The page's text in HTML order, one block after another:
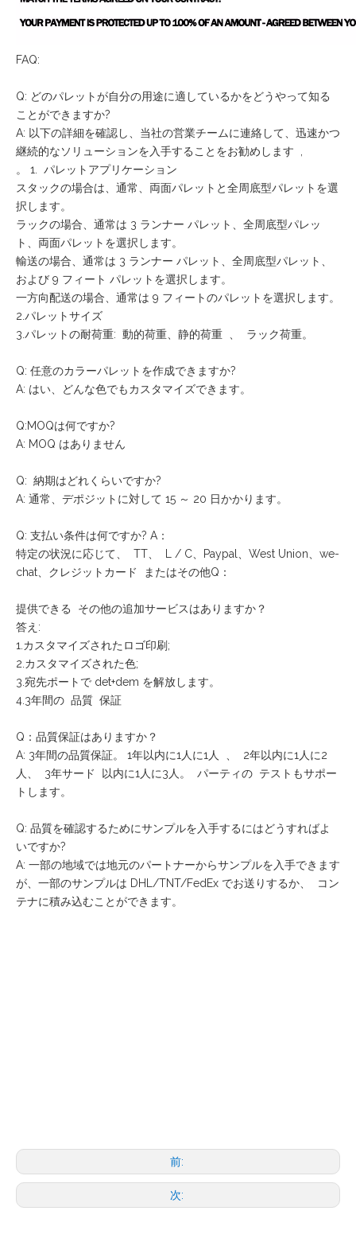
FAQ:
Q: どのパレットが自分の用途に適しているかをどうやって知る
ことができますか?
A: 以下の詳細を確認し、当社の営業チームに連絡して、迅速かつ
継続的なソリューションを入手することをお勧めします ,
。 1. パレットアプリケーション
スタックの場合は、通常、両面パレットと全周底型パレットを選
択します。
ラックの場合、通常は 3 ランナー パレット、全周底型パレッ
ト、両面パレットを選択します。
輸送の場合、通常は 3 ランナー パレット、全周底型パレット、
および 9 フィート パレットを選択します。
一方向配送の場合、通常は 9 フィートのパレットを選択します。
2.パレットサイズ
3.パレットの耐荷重: 動的荷重、静的荷重 、 ラック荷重。
Q: 任意のカラーパレットを作成できますか?
A: はい、どんな色でもカスタマイズできます。
Q:MOQは何ですか?
A: MOQ はありません
Q: 納期はどれくらいですか?
A: 通常、デポジットに対して 15 ～ 20 日かかります。
Q: 支払い条件は何ですか? A：
特定の状況に応じて、 TT、 L / C、Paypal、West Union、we-
chat、クレジットカード またはその他Q：
提供できる その他の追加サービスはありますか？
答え:
1.カスタマイズされたロゴ印刷;
2.カスタマイズされた色;
3.宛先ポートで det+dem を解放します。
4.3年間の 品質 保証
Q：品質保証はありますか？
A: 3年間の品質保証。 1年以内に1人に1人 、 2年以内に1人に2
人、 3年サード 以内に1人に3人。 パーティの テストもサポー
トします。
Q: 品質を確認するためにサンプルを入手するにはどうすればよ
いですか?
A: 一部の地域では地元のパートナーからサンプルを入手できます
が、一部のサンプルは DHL/TNT/FedEx でお送りするか、 コン
テナに積み込むことができます。
前:
次: